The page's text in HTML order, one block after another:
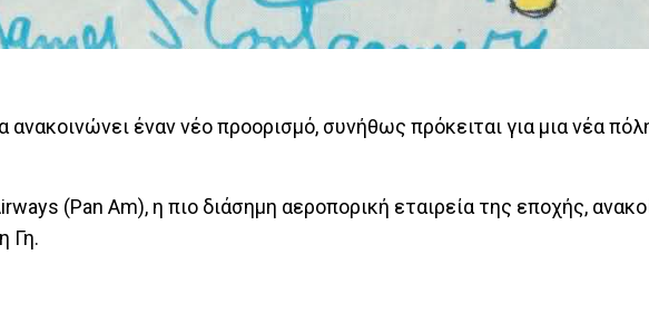
ανακοινώνει έναν νέο προορισμό, συνήθως πρόκειται για μια νέα
(Pan Am), η πιο διάσημη αεροπορική εταιρεία της εποχής,
Γη.